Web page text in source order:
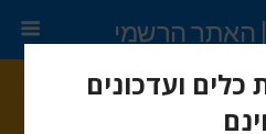
| האתר הרשמי
אין תגובות